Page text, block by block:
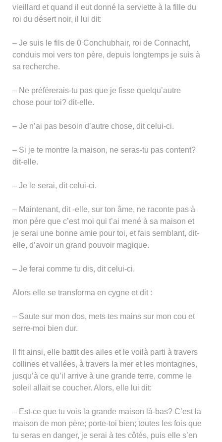
vieillard et quand il eut donné la serviette à la fille du
roi du désert noir, il lui dit:
– Je suis le fils de 0 Conchubhair, roi de Connacht,
conduis moi vers ton père, depuis longtemps je suis à
sa recherche.
– Ne préférerais-tu pas que je fisse quelqu’autre
chose pour toi? dit-elle.
– Je n’ai pas besoin d’autre chose, dit celui-ci.
– Si je te montre la maison, ne seras-tu pas content?
dit-elle.
– Je le serai, dit celui-ci.
– Maintenant, dit -elle, sur ton âme, ne raconte pas à
mon père que c’est moi qui t’ai mené à sa maison et
je serai une bonne amie pour toi, et fais semblant, dit-
elle, d’avoir un grand pouvoir magique.
– Je ferai comme tu dis, dit celui-ci.
Alors elle se transforma en cygne et dit :
– Saute sur mon dos, mets tes mains sur mon cou et
serre-moi bien dur.
Il fit ainsi, elle battit des ailes et le voilà parti à travers
collines et vallées, à travers la mer et les montagnes,
jusqu’à ce qu’il arrive à une grande terre, comme le
soleil allait se coucher. Alors, elle lui dit:
– Est-ce que tu vois la grande maison là-bas? C’est la
maison de mon père; porte-toi bien; toutes les fois que
tu seras en danger, je serai à tes côtés, puis elle s’en